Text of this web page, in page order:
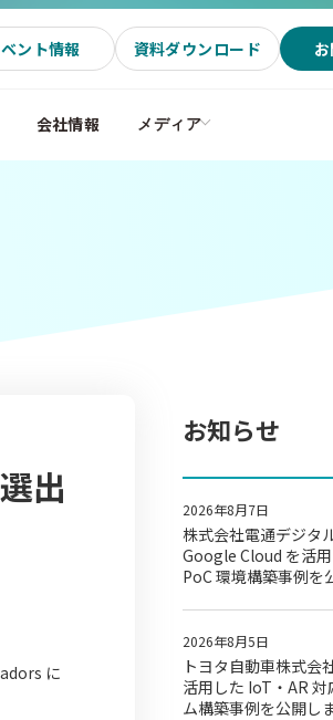
ント情報 資料ダウンロード
会社情報 メディア
出
に
お知らせ
2026年8月7日
株式会社電通デジタ
Google Cloud を活
PoC 環境構築事例を
2026年8月5日
トヨタ自動車株式会
活用した IoT・AR
ム構築事例を公開し